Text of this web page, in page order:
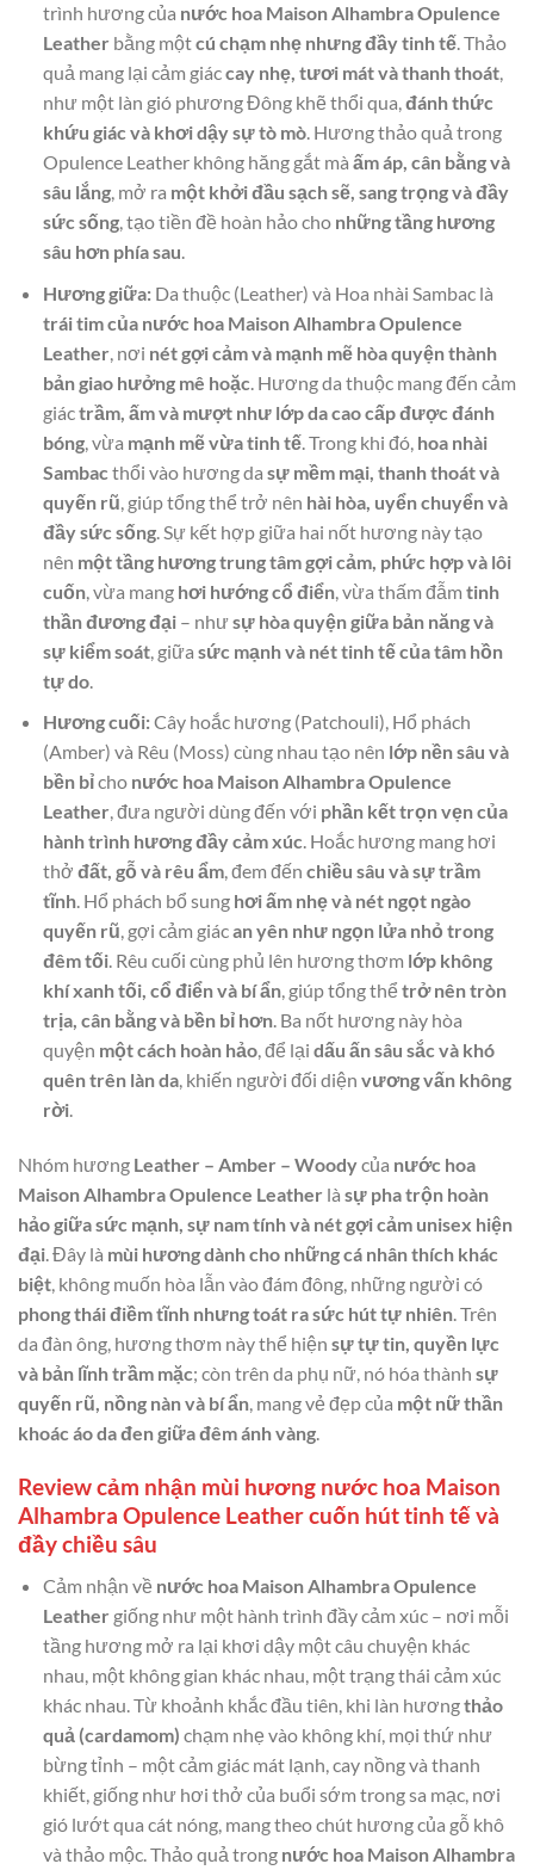
trình hương của nước hoa Maison Alhambra Opulence
Leather bằng mộtcú chạm nhẹ nhưng đầy tinh tế. Thảo
quả mang lại cảm giáccay nhẹ, tươi mát và thanh thoát,
như một làn gió phương Đông khẽ thổi qua,đánh thức
khứu giác và khơi dậy sự tò mò. Hương thảo quả trong
Opulence Leather không hăng gắt mà ấm áp, cân bằng và
sâu lắng, mở ra một khởi đầu sạch sẽ, sang trọng và đầy
sức sống, tạo tiền đề hoàn hảo cho những tầng hương
sâu hơn phía sau.
Hương giữa:Da thuộc (Leather) và Hoa nhài Sambac là
trái tim của nước hoa Maison Alhambra Opulence
Leather , nơi nét gợi cảm và mạnh mẽ hòa quyện thành
bản giao hưởng mê hoặc . Hương da thuộc mang đến cảm
giáctrầm, ấm và mượt như lớp da cao cấp được đánh
bóng, vừa mạnh mẽ vừa tinh tế. Trong khi đó, hoa nhài
Sambac thổi vào hương da sự mềm mại, thanh thoát và
quyến rũ , giúp tổng thể trở nên hài hòa, uyển chuyển và
đầy sức sống. Sự kết hợp giữa hai nốt hương này tạo
nên một tầng hương trung tâm gợi cảm, phức hợp và lôi
cuốn, vừa mang hơi hướng cổ điển, vừa thấm đẫm tinh
thần đương đại– nhưsự hòa quyện giữa bản năng và
sự kiểm soát, giữa sức mạnh và nét tinh tế của tâm hồn
tự do.
Hương cuối:Cây hoắc hương (Patchouli), Hổ phách
(Amber) và Rêu (Moss) cùng nhau tạo nên lớp nền sâu và
bền bỉcho nước hoa Maison Alhambra Opulence
Leather, đưa người dùng đến với phần kết trọn vẹn của
hành trình hương đầy cảm xúc. Hoắc hương mang hơi
thở đất, gỗ và rêu ẩm, đem đến chiều sâu và sự trầm
tĩnh. Hổ phách bổ sung hơi ấm nhẹ và nét ngọt ngào
quyến rũ, gợi cảm giácan yên như ngọn lửa nhỏ trong
đêm tối. Rêu cuối cùng phủ lên hương thơm lớp không
khí xanh tối, cổ điển và bí ẩn, giúp tổng thể trở nên tròn
trịa, cân bằng và bền bỉ hơn. Ba nốt hương này hòa
quyện một cách hoàn hảo, để lại dấu ấn sâu sắc và khó
quên trên làn da, khiến người đối diện vương vấn không
rời.
Nhóm hương Leather – Amber – Woodycủa nước hoa
Maison Alhambra Opulence Leather là sự pha trộn hoàn
hảo giữa sức mạnh, sự nam tính và nét gợi cảm unisex hiện
đại. Đây là mùi hương dành cho những cá nhân thích khác
biệt, không muốn hòa lẫn vào đám đông, những người có
phong thái điềm tĩnh nhưng toát ra sức hút tự nhiên. Trên
da đàn ông, hương thơm này thể hiện sự tự tin, quyền lực
và bản lĩnh trầm mặc; còn trên da phụ nữ, nó hóa thành sự
quyến rũ, nồng nàn và bí ẩn, mang vẻ đẹp của một nữ thần
khoác áo da đen giữa đêm ánh vàng.
Review cảm nhận mùi hương nước hoa Maison
Alhambra Opulence Leather cuốn hút tinh tế và
đầy chiều sâu
Cảm nhận về nước hoa Maison Alhambra Opulence
Leather giống như một hành trình đầy cảm xúc – nơi mỗi
tầng hương mở ra lại khơi dậy một câu chuyện khác
nhau, một không gian khác nhau, một trạng thái cảm xúc
khác nhau. Từ khoảnh khắc đầu tiên, khi làn hươngthảo
quả (cardamom) chạm nhẹ vào không khí, mọi thứ như
bừng tỉnh – một cảm giác mát lạnh, cay nồng và thanh
khiết, giống như hơi thở của buổi sớm trong sa mạc, nơi
gió lướt qua cát nóng, mang theo chút hương của gỗ khô
và thảo mộc. Thảo quả trong nước hoa Maison Alhambra